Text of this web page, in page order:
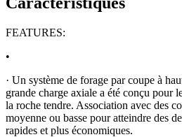
FEATURES:
•
· Un système de forage par coupe à
grande charge axiale a été conçu pour
la roche tendre. Association avec des
moyenne ou basse pour atteindre des
rapides et plus économiques.